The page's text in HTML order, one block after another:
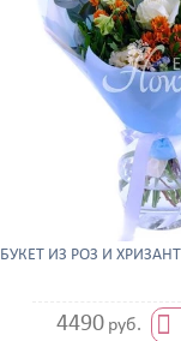
БУКЕТ ИЗ РОЗ И
4490 руб. 